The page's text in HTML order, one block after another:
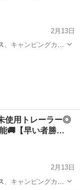
2月13日
、キャンピングカー
使用トレーラー◎
🚚【早い者勝…
2月13日
、キャンピングカー